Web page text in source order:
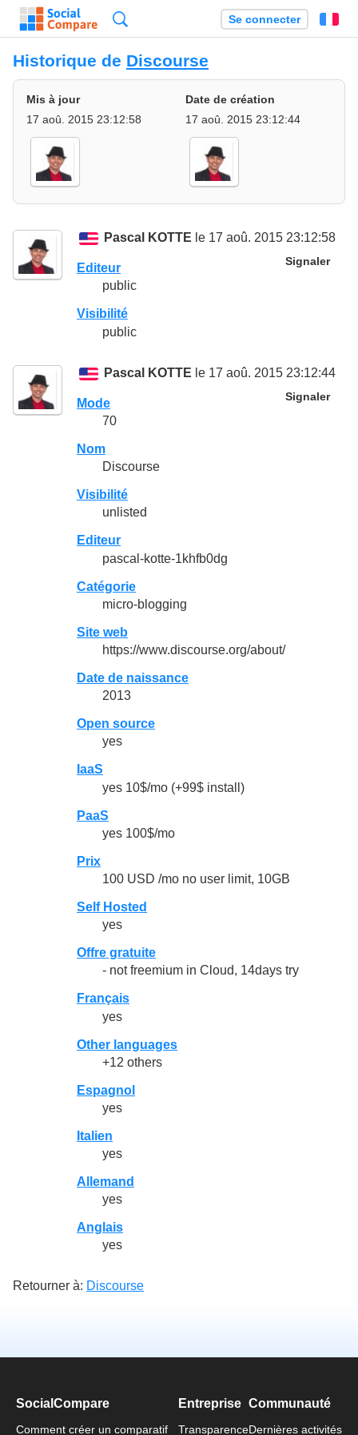
Se connecter
Historique de Discourse
Mis à jour
17 aoû. 2015 23:12:58
Date de création
17 aoû. 2015 23:12:44
Pascal KOTTE le 17 aoû. 2015 23:12:58
Signaler
Editeur
public
Visibilité
public
Pascal KOTTE le 17 aoû. 2015 23:12:44
Signaler
Mode
70
Nom
Discourse
Visibilité
unlisted
Editeur
pascal-kotte-1khfb0dg
Catégorie
micro-blogging
Site web
https://www.discourse.org/about/
Date de naissance
2013
Open source
yes
IaaS
yes 10$/mo (+99$ install)
PaaS
yes 100$/mo
Prix
100 USD /mo no user limit, 10GB
Self Hosted
yes
Offre gratuite
- not freemium in Cloud, 14days try
Français
yes
Other languages
+12 others
Espagnol
yes
Italien
yes
Allemand
yes
Anglais
yes
Retourner à: Discourse
SocialCompare
Comment créer un comparatif
Entreprise
Transparence
Communauté
Dernières activités